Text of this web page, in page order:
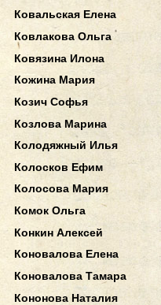
Ковальская Елена
Ковлакова Ольга
Ковязина Илона
Кожина Мария
Козич Софья
Козлова Марина
Колодяжный Илья
Колосков Ефим
Колосова Мария
Комок Ольга
Конкин Алексей
Коновалова Елена
Коновалова Тамара
Кононова Наталия